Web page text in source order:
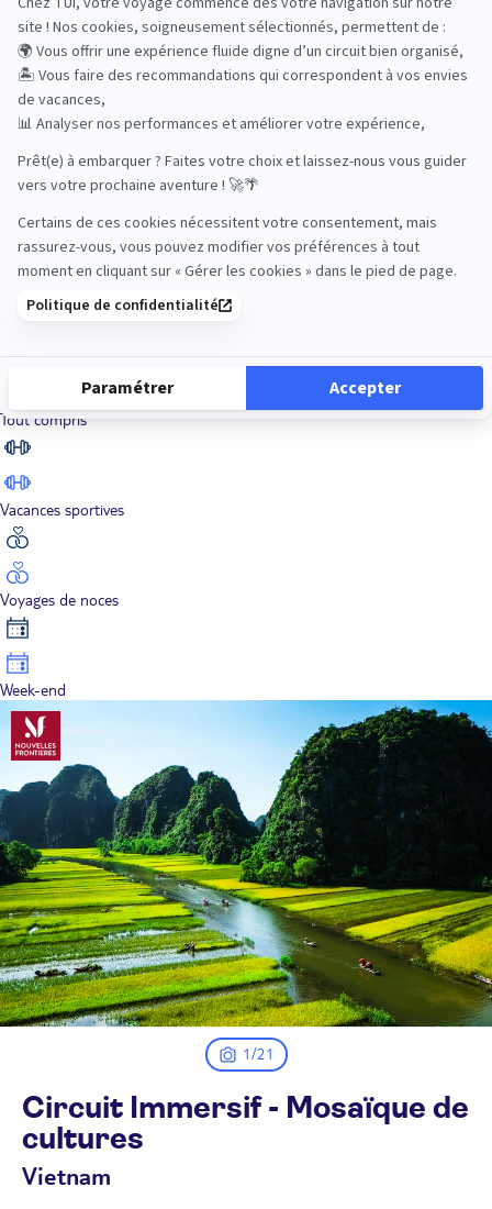
Road Trips
Sénior
Tout compris
Vacances sportives
Voyages de noces
Week-end
1/21
Circuit Immersif - Mosaïque de
cultures
Vietnam